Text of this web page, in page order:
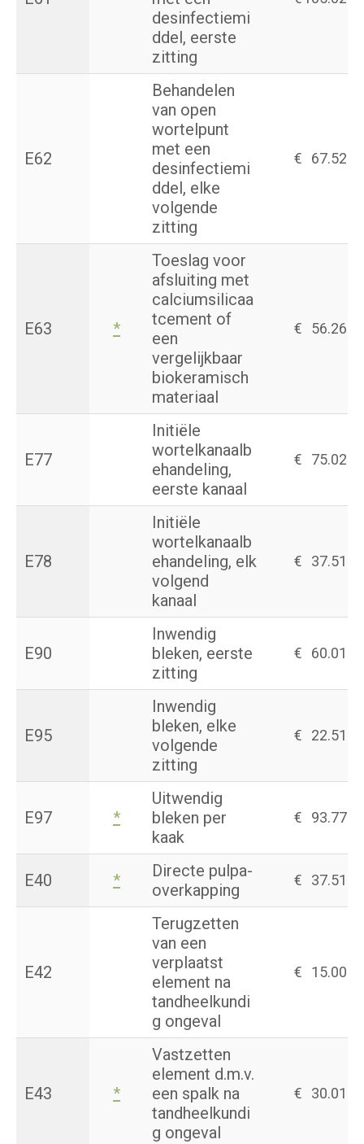
desinfectiemi
ddel, eerste
zitting
E62
Behandelen
van open
wortelpunt
met een
desinfectiemi
ddel, elke
volgende
zitting
€ 67.52
E63 *
Toeslag voor
afsluiting met
calciumsilicaa
tcement of
een
vergelijkbaar
biokeramisch
materiaal
€ 56.26
E77
Initiële
wortelkanaalb
ehandeling,
eerste kanaal
€ 75.02
E78
Initiële
wortelkanaalb
ehandeling, elk
volgend
kanaal
€ 37.51
E90
Inwendig
bleken, eerste
zitting
€ 60.01
E95
Inwendig
bleken, elke
volgende
zitting
€ 22.51
E97 *
Uitwendig
bleken per
kaak
€ 93.77
E40 *
Directe pulpa-
overkapping
€ 37.51
E42
Terugzetten
van een
verplaatst
element na
tandheelkundi
g ongeval
€ 15.00
E43 *
Vastzetten
element d.m.v.
een spalk na
tandheelkundi
g ongeval
€ 30.01